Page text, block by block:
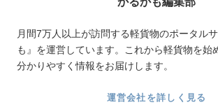
月間7万人以上が訪問する軽貨物のポータル
も』を運営しています。これから軽貨物を始
分かりやすく情報をお届けします。
運営会社を詳しく見る